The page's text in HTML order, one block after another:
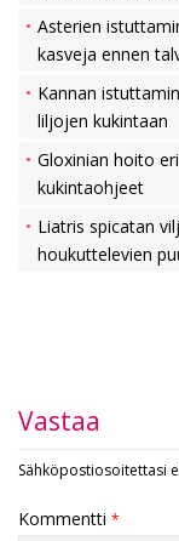
Asterien
kasveja ennen
Kannan
liljojen kukintaan
Gloxinian hoito
kukintaohjeet
Liatris spicatan
houkuttelevien
Vastaa
Sähköpostiosoitettasi
Kommentti *